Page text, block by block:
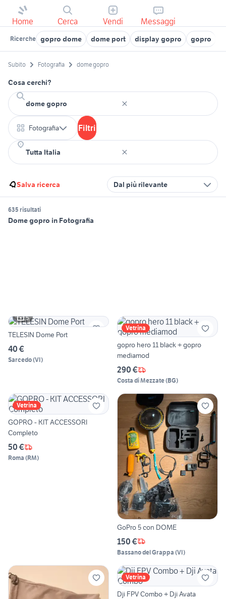
Home Cerca Vendi Messaggi
Ricerche gopro dome dome port display gopro gopro
Subito Fotografia dome gopro
Cosa cerchi?
Fotografia Filtri
Salva ricerca Dal più rilevante
635 risultati
Dome gopro in Fotografia
5
TELESIN Dome Port
40 €
Sarcedo(VI)
Vetrina
gopro hero 11 black + gopro
mediamod
290 €
Costa di Mezzate(BG)
Vetrina
GOPRO - KIT ACCESSORI
Completo
50 €
Roma (RM)
GoPro 5 con DOME
150 €
Bassano del Grappa (VI)
Vetrina
Dji FPV Combo + Dji Avata